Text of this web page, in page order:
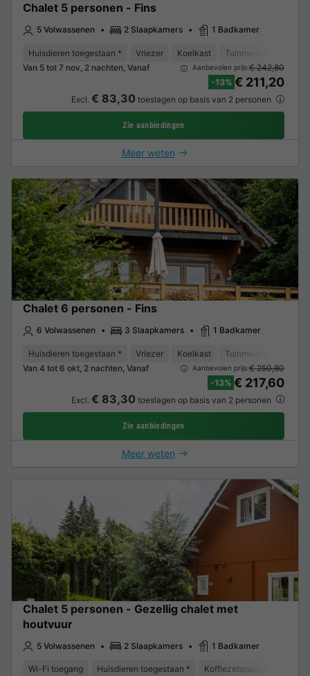
Chalet 5 personen - Fins
5 Volwassenen 2 Slaapkamers 1 Badkamer
Huisdieren toegestaan * Vriezer Koelkast
Tuinmeubelen
Van 5 tot 7 nov, 2 nachten, Vanaf
Aanbevolen prijs:€ 242,80
-13% € 211,20
Excl. € 83,30 toeslagen op basis van 2 personen
Zie aanbiedingen
Meer weten
Chalet 6 personen - Fins
6 Volwassenen 3 Slaapkamers 1 Badkamer
Huisdieren toegestaan * Vriezer Koelkast Tuinmeubelen
Van 4 tot 6 okt, 2 nachten, Vanaf
Aanbevolen prijs:€ 250,80
-13% € 217,60
Excl. € 83,30 toeslagen op basis van 2 personen
Zie aanbiedingen
Meer weten
Chalet 5 personen - Gezellig chalet met
houtvuur
5 Volwassenen 2 Slaapkamers 1 Badkamer
Wi-Fi toegang Huisdieren toegestaan * Koffiezetapparaat